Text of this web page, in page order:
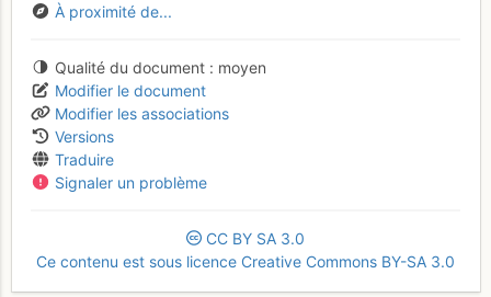
À proximité de...
Qualité du document
moyen
Modifier le document
Modifier les associations
Versions
Traduire
Signaler un problème
CC BY SA 3.0
Ce contenu est sous licence Creative Commons BY-SA 3.0